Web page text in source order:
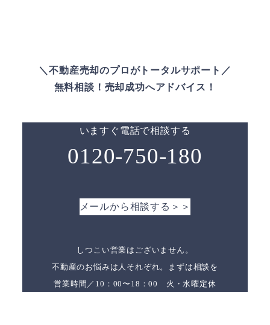
＼不動産売却のプロがトータルサポート／
無料相談！売却成功へアドバイス！
いますぐ電話で相談する
0120-750-180
メールから相談する＞＞
しつこい営業はございません。
不動産のお悩みは人それぞれ。まずは相談を
営業時間／10：00〜18：00 火・水曜定休